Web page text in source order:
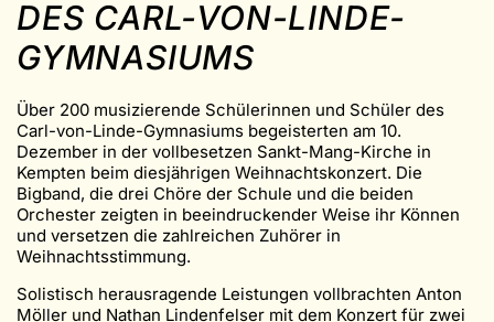
DES CARL-VON-LINDE-
GYMNASIUMS
Über 200 musizierende Schülerinnen und Schüler des
Carl-von-Linde-Gymnasiums begeisterten am 10.
Dezember in der vollbesetzen Sankt-Mang-Kirche in
Kempten beim diesjährigen Weihnachtskonzert. Die
Bigband, die drei Chöre der Schule und die beiden
Orchester zeigten in beeindruckender Weise ihr Können
und versetzen die zahlreichen Zuhörer in
Weihnachtsstimmung.
Solistisch herausragende Leistungen vollbrachten Anton
Möller und Nathan Lindenfelser mit dem Konzert für zwei